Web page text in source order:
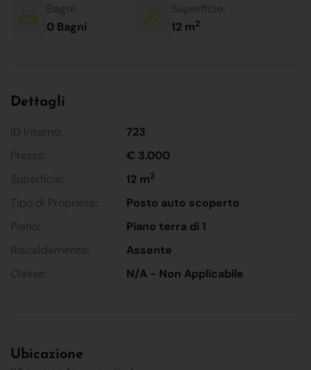
Bagni:
0 Bagni
Superficie:
12 m2
Dettagli
ID Interno:
723
Prezzo:
€ 3.000
Superficie:
12 m2
Tipo di Proprietà:
Posto auto scoperto
Piano:
Piano terra di 1
Riscaldamento:
Assente
Classe:
N/A - Non Applicabile
Ubicazione